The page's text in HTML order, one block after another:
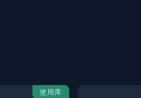
使用库